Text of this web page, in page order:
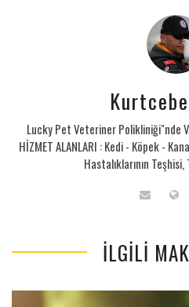
Lucky Pet Veteriner Polikliniği"nde
HİZMET ALANLARI : Kedi - Köpek -
Hastalıklarının Teşhisi,
İLGILI